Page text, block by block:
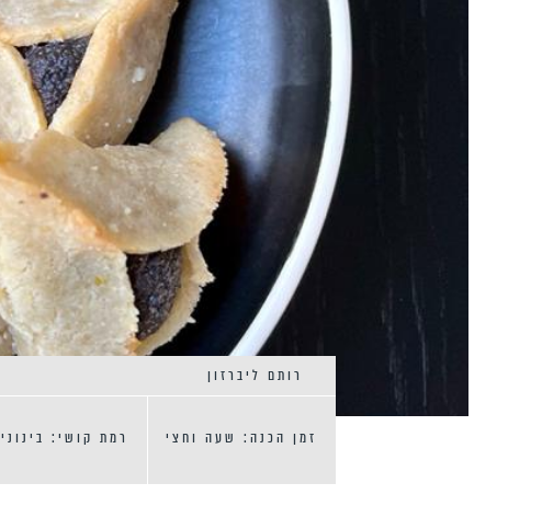
רותם ליברזון
זמן הכנה: שעה וחצי רמת קושי: בינוני